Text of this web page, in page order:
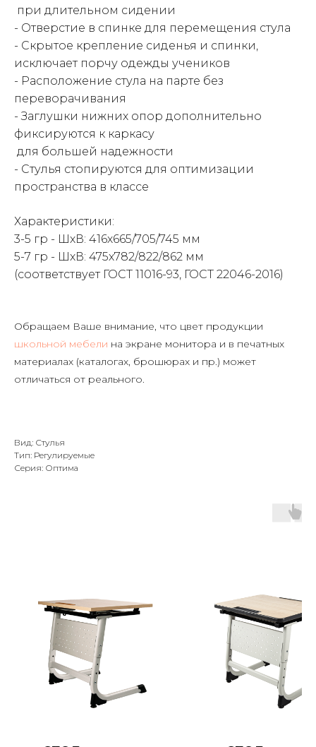
при длительном сидении
- Отверстие в спинке для перемещения стула
- Скрытое крепление сиденья и спинки,
исключает порчу одежды учеников
- Расположение стула на парте без
переворачивания
- Заглушки нижних опор дополнительно
фиксируются к каркасу
для большей надежности
- Стулья стопируются для оптимизации
пространства в классе
Характеристики:
3-5 гр - ШхВ: 416х665/705/745 мм
5-7 гр - ШхВ: 475х782/822/862 мм
(соответствует ГОСТ 11016-93, ГОСТ 22046-2016)
Обращаем Ваше внимание, что цвет продукции
школьной мебели на экране монитора и в печатных
материалах (каталогах, брошюрах и пр.) может
отличаться от реального.
Вид: Стулья
Тип: Регулируемые
Серия: Оптима